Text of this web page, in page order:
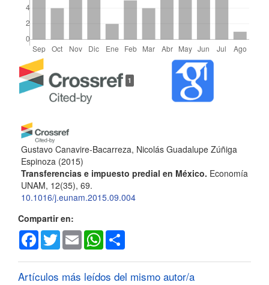
Detalles
del
artículo
1
Gustavo Canavire-Bacarreza, Nicolás Guadalupe Zúñiga
Espinoza (2015)
Transferencias e impuesto predial en México. Economía
UNAM, 12(35), 69.
10.1016/j.eunam.2015.09.004
Compartir en:
Facebook
Twitter Email WhatsApp
Artículos más leídos del mismo autor/a